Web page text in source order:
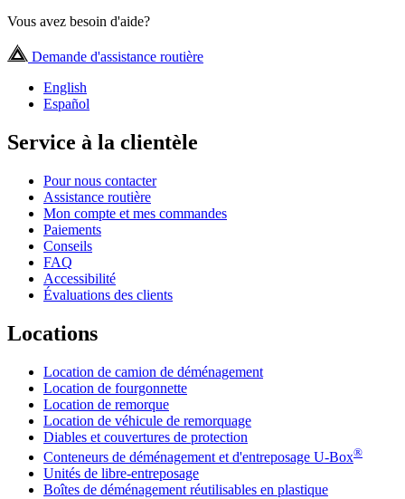
Vous avez besoin d'aide?
Demande d'assistance routière
English
Español
Service à la clientèle
Pour nous contacter
Assistance routière
Mon compte et mes commandes
Paiements
Conseils
FAQ
Accessibilité
Évaluations des clients
Locations
Location de camion de déménagement
Location de fourgonnette
Location de remorque
Location de véhicule de remorquage
Diables et couvertures de protection
Conteneurs de déménagement et d'entreposage U-Box®
Unités de libre-entreposage
Boîtes de déménagement réutilisables en plastique